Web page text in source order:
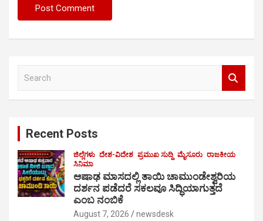
Recent Posts
ಜಿಲ್ಲೆಗಳು ದೇಶ-ವಿದೇಶ ಪ್ರಮುಖ ಸುದ್ದಿ ಮೈಸೂರು ರಾಜಕೀಯ
ಸಿನಿಮಾ
ಆಷಾಢ ಮಾಸದಲ್ಲಿ ತಾಯಿ ಚಾಮುಂಡೇಶ್ವರಿಯ
ದರ್ಶನ ಪಡೆದರೆ ಸಕಲವೂ ಸಿದ್ಧಿಯಾಗುತ್ತದೆ
ಎಂಬ ನಂಬಿಕೆ
August 7, 2026 newsdesk